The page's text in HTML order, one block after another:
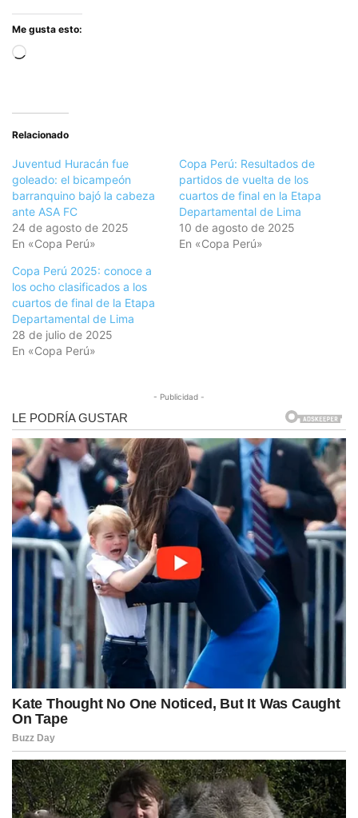
Me gusta esto:
Cargando...
Relacionado
Juventud Huracán fue
goleado: el bicampeón
barranquino bajó la cabeza
ante ASA FC
24 de agosto de 2025
En «Copa Perú»
Copa Perú: Resultados de
partidos de vuelta de los
cuartos de final en la Etapa
Departamental de Lima
10 de agosto de 2025
En «Copa Perú»
Copa Perú 2025: conoce a
los ocho clasificados a los
cuartos de final de la Etapa
Departamental de Lima
28 de julio de 2025
En «Copa Perú»
- Publicidad -